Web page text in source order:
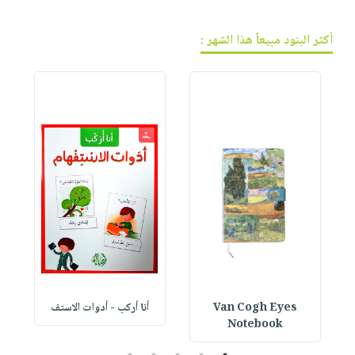
أكثر البنود مبيعاً هذا الشهر :
Van Cogh Eyes
Notebook
أنا أركب - أدوات الاستف